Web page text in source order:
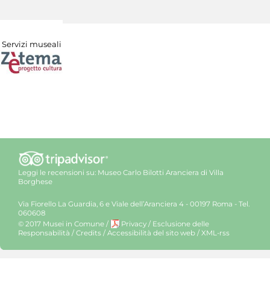
Servizi museali
Leggi le recensioni su: Museo Carlo Bilotti Aranciera di Villa
Borghese
Via Fiorello La Guardia, 6 e Viale dell’Aranciera 4 - 00197 Roma - Tel.
060608
© 2017 Musei in Comune / Privacy / Esclusione delle
Responsabilità / Credits / Accessibilità del sito web / XML-rss